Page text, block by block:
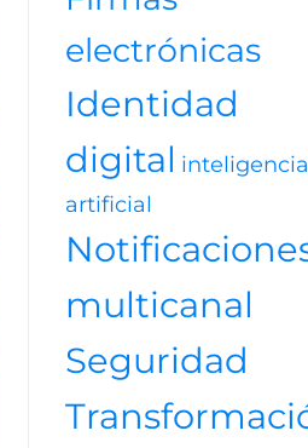
electrónicas
Identidad
digital inteligencia
artificial
multicanal
Seguridad